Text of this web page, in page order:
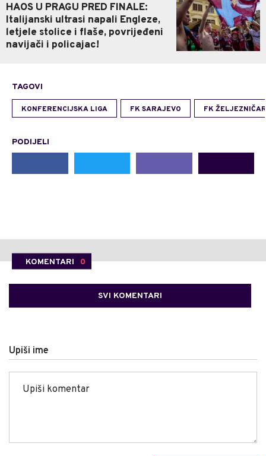
HAOS U PRAGU PRED FINALE:
Italijanski ultrasi napali Engleze,
letjele stolice i flaše, povrijeđeni
navijači i policajac!
TAGOVI
KONFERENCIJSKA LIGA FK SARAJEVO FK ŽELJEZNIČAR
PODIJELI
KOMENTARI 0
SVI KOMENTARI
Upiši ime